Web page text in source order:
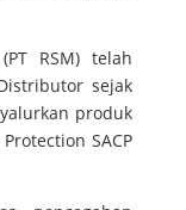
(PT RSM) telah
sejak
produk
SACP